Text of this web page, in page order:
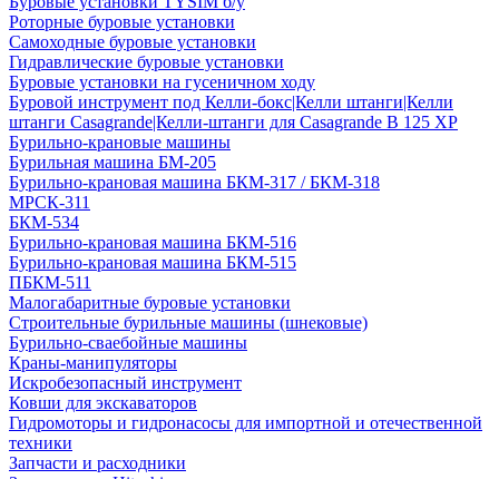
Роторные буровые установки
Самоходные буровые установки
Гидравлические буровые установки
Буровые установки на гусеничном ходу
Буровой инструмент под Келли-бокс|Келли штанги|Келли
штанги Casagrande|Келли-штанги для Casagrande B 125 XP
Бурильно-крановые машины
Бурильная машина БМ-205
Бурильно-крановая машина БКМ-317 / БКМ-318
МРСК-311
БКМ-534
Бурильно-крановая машина БКМ-516
Бурильно-крановая машина БКМ-515
ПБКМ-511
Малогабаритные буровые установки
Строительные бурильные машины (шнековые)
Бурильно-сваебойные машины
Краны-манипуляторы
Искробезопасный инструмент
Ковши для экскаваторов
Гидромоторы и гидронасосы для импортной и отечественной
техники
Запчасти и расходники